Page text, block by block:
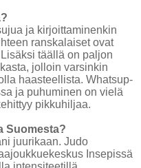
ja kirjoittaminenkin
ranskalaiset ovat
täällä on paljon
jolloin varsinkin
haasteellista. Whatsup-
ja puhuminen on vielä
pikkuhiljaa.
Suomesta?
juurikaan. Judo
Insepissä